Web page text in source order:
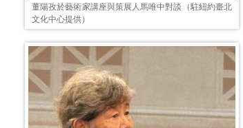
董陽孜於藝術家講座與策展人馬唯中對談（駐紐約臺北
文化中心提供）